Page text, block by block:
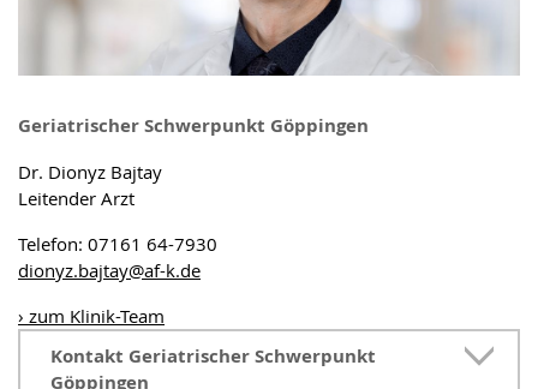
Geriatrischer Schwerpunkt Göppingen
Dr. Dionyz Bajtay
Leitender Arzt
Telefon: 07161 64-7930
dionyz.bajtay@af-k.de
› zum Klinik-Team
Kontakt Geriatrischer Schwerpunkt
Göppingen